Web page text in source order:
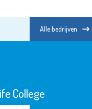
Alle bedrijven
College